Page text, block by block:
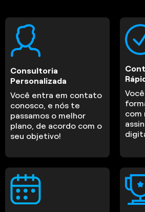
Consultoria
Personalizada
Você entra em contato
conosco, e nós te
passamos o melhor
plano, de acordo com o
seu objetivo!
com